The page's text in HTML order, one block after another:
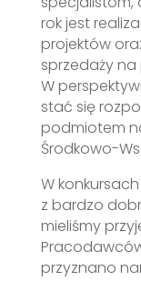
rok jest
projektów
sprzedaży na
W
stać się
podmiotem
Środkowo-
W
z bardzo
mieliśmy
przyznano